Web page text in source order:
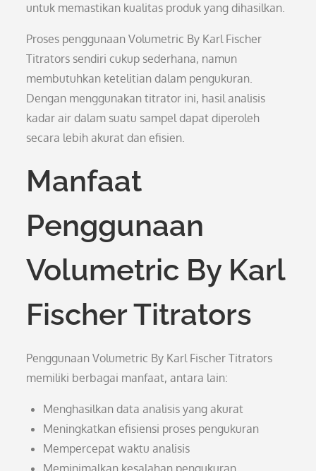
untuk memastikan kualitas produk yang dihasilkan.
Proses penggunaan Volumetric By Karl Fischer
Titrators sendiri cukup sederhana, namun
membutuhkan ketelitian dalam pengukuran.
Dengan menggunakan titrator ini, hasil analisis
kadar air dalam suatu sampel dapat diperoleh
secara lebih akurat dan efisien.
Manfaat
Penggunaan
Volumetric By Karl
Fischer Titrators
Penggunaan Volumetric By Karl Fischer Titrators
memiliki berbagai manfaat, antara lain:
Menghasilkan data analisis yang akurat
Meningkatkan efisiensi proses pengukuran
Mempercepat waktu analisis
Meminimalkan kesalahan pengukuran